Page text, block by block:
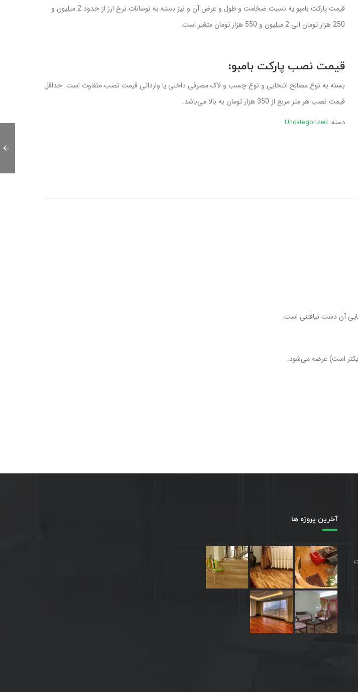
قیمت پارکت بامبو یه نسبت ضخامت و طول و عرض آن و نیز بسته به نوسانات نرخ ارز از حدود 2 میلیون و
250 هزار تومان الی 2 میلیون و 550 هزار تومان متغیر است.
قیمت نصب پارکت بامبو:
بسته به نوع مصالح انتخابی و نوع چسب و لاک مصرفی داخلی یا وارداتی قیمت نصب متفاوت است. حداقل
قیمت نصب هر متر مربع از 350 هزار تومان به بالا می‌باشد.
دسته: Uncategorized
آن دست نیافتنی است.
است) عرضه می‌شود.
آخرین پروژه ها